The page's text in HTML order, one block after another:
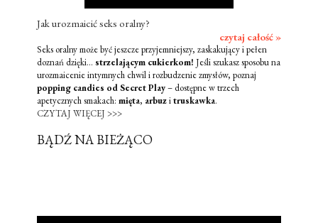
Jak urozmaicić seks oralny?
czytaj całość »
Seks oralny może być jeszcze przyjemniejszy, zaskakujący i pełen
doznań dzięki... strzelającym cukierkom! Jeśli szukasz sposobu na
urozmaicenie intymnych chwil i rozbudzenie zmysłów, poznaj
popping candies od Secret Play– dostępne w trzech
apetycznych smakach: mięta, arbuzitruskawka.
CZYTAJ WIĘCEJ >>>
BĄDŹ NA BIEŻĄCO